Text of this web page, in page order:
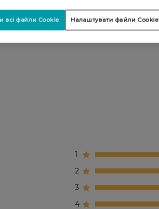
1
2
3
4
Налаштувати файли Cookie
всі файли Cookie